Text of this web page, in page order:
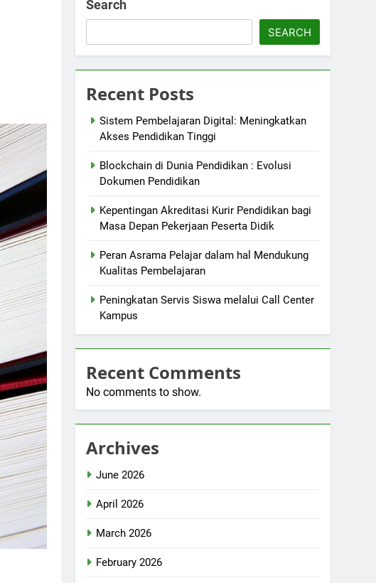
Search
SEARCH
Recent Posts
Sistem Pembelajaran Digital: Meningkatkan
Akses Pendidikan Tinggi
Blockchain di Dunia Pendidikan : Evolusi
Dokumen Pendidikan
Kepentingan Akreditasi Kurir Pendidikan bagi
Masa Depan Pekerjaan Peserta Didik
Peran Asrama Pelajar dalam hal Mendukung
Kualitas Pembelajaran
Peningkatan Servis Siswa melalui Call Center
Kampus
Recent Comments
No comments to show.
Archives
June 2026
April 2026
March 2026
February 2026